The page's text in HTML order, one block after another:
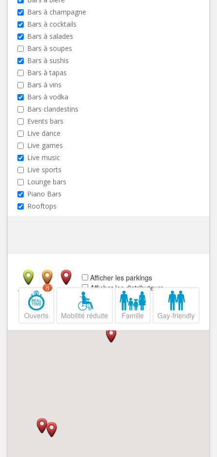
Bars à champagne
Bars à cocktails
Bars à salades
Bars à soupes
Bars à sushis
Bars à tapas
Bars à vins
Bars à vodka
Bars clandestins
Events bars
Live dance
Live games
Live music
Live sports
Lounge bars
Piano Bars
Rooftops
Afficher les parkings
Afficher les distributeurs
Ouvert
Ouverts
8
Mobilité réduite Famille Gay-friendly